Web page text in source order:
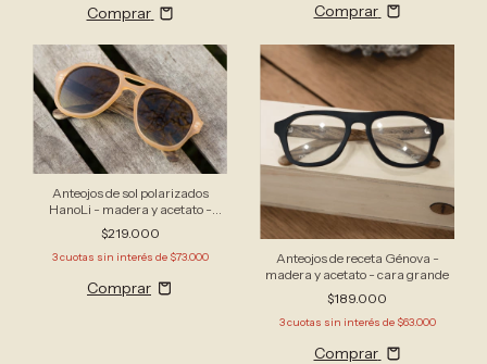
Comprar Comprar
Anteojos de sol polarizados
HanoLi - madera y acetato -
aviador grande
$219.000
3cuotas sin interés de $73.000
Anteojos de receta Génova -
madera y acetato - cara grande
$189.000
3cuotas sin interés de $63.000
Comprar